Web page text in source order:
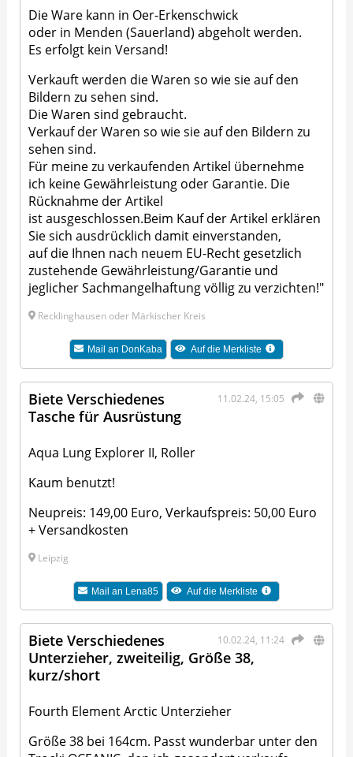
Die Ware kann in Oer-Erkenschwick
oder in Menden (Sauerland) abgeholt werden.
Es erfolgt kein Versand!
Verkauft werden die Waren so wie sie auf den
Bildern zu sehen sind.
Die Waren sind gebraucht.
Verkauf der Waren so wie sie auf den Bildern zu
sehen sind.
Für meine zu verkaufenden Artikel übernehme
ich keine Gewährleistung oder Garantie. Die
Rücknahme der Artikel
ist ausgeschlossen.Beim Kauf der Artikel erklären
Sie sich ausdrücklich damit einverstanden,
auf die Ihnen nach neuem EU-Recht gesetzlich
zustehende Gewährleistung/Garantie und
jeglicher Sachmangelhaftung völlig zu verzichten!"
Recklinghausen oder Märkischer Kreis
Mail an DonKaba Auf die Merkliste
11.02.24, 15:05
Biete Verschiedenes
Tasche für Ausrüstung
Aqua Lung Explorer II, Roller
Kaum benutzt!
Neupreis: 149,00 Euro, Verkaufspreis: 50,00 Euro
+ Versandkosten
Leipzig
Mail an Lena85 Auf die Merkliste
10.02.24, 11:24
Biete Verschiedenes
Unterzieher, zweiteilig, Größe 38,
kurz/short
Fourth Element Arctic Unterzieher
Größe 38 bei 164cm. Passt wunderbar unter den